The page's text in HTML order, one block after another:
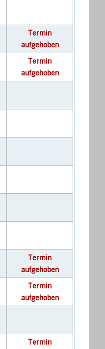
Termin
aufgehoben
Termin
aufgehoben
Termin
aufgehoben
Termin
aufgehoben
Termin